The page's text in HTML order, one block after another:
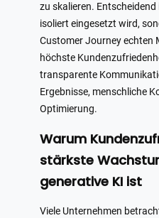
zu skalieren.
isoliert eingesetzt wird,
Customer Journey echten
höchste
transparente
Ergebnisse, menschliche
Optimierung.
Warum
stärkste
generative KI ist
Viele Unternehmen